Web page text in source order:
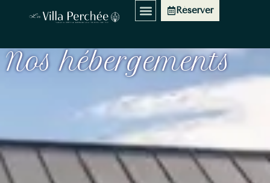
Réserver
Hébergements
Nos hébergements